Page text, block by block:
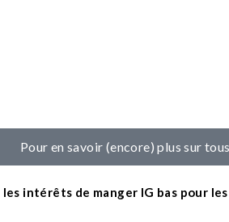
Pour en savoir (encore) plus sur
intérêts de manger IG bas pour